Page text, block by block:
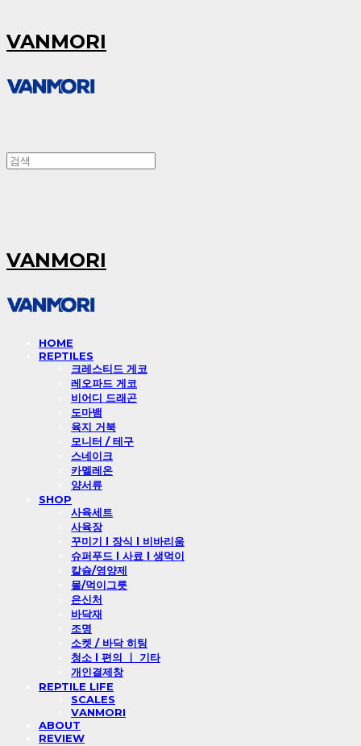
VANMORI
VANMORI
HOME
REPTILES
크레스티드 게코
레오파드 게코
비어디 드래곤
도마뱀
육지 거북
모니터 / 테구
스네이크
카멜레온
양서류
SHOP
사육세트
사육장
꾸미기 l 장식 l 비바리움
슈퍼푸드 l 사료 l 생먹이
칼슘/영양제
물/먹이그릇
은신처
바닥재
조명
소켓 / 바닥 히팅
청소 l 편의 ㅣ 기타
개인결제창
REPTILE LIFE
SCALES
VANMORI
ABOUT
REVIEW